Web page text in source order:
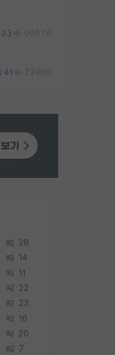
33 60675
41 72400
28
14
11
22
23
16
20
7